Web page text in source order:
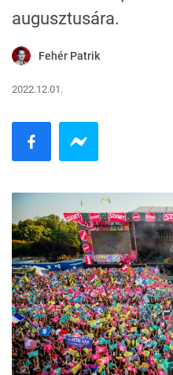
augusztusára.
Fehér Patrik
2022.12.01.